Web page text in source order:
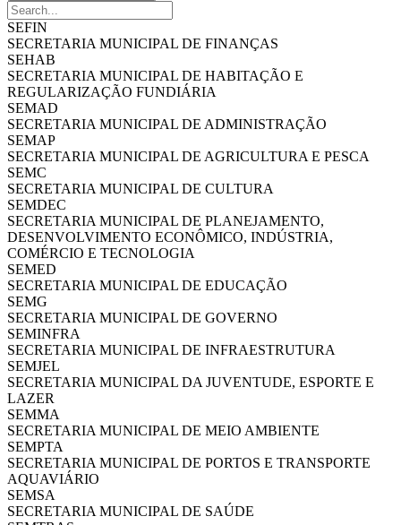
SEFIN
SECRETARIA MUNICIPAL DE FINANÇAS
SEHAB
SECRETARIA MUNICIPAL DE HABITAÇÃO E
REGULARIZAÇÃO FUNDIÁRIA
SEMAD
SECRETARIA MUNICIPAL DE ADMINISTRAÇÃO
SEMAP
SECRETARIA MUNICIPAL DE AGRICULTURA E PESCA
SEMC
SECRETARIA MUNICIPAL DE CULTURA
SEMDEC
SECRETARIA MUNICIPAL DE PLANEJAMENTO,
DESENVOLVIMENTO ECONÔMICO, INDÚSTRIA,
COMÉRCIO E TECNOLOGIA
SEMED
SECRETARIA MUNICIPAL DE EDUCAÇÃO
SEMG
SECRETARIA MUNICIPAL DE GOVERNO
SEMINFRA
SECRETARIA MUNICIPAL DE INFRAESTRUTURA
SEMJEL
SECRETARIA MUNICIPAL DA JUVENTUDE, ESPORTE E
LAZER
SEMMA
SECRETARIA MUNICIPAL DE MEIO AMBIENTE
SEMPTA
SECRETARIA MUNICIPAL DE PORTOS E TRANSPORTE
AQUAVIÁRIO
SEMSA
SECRETARIA MUNICIPAL DE SAÚDE